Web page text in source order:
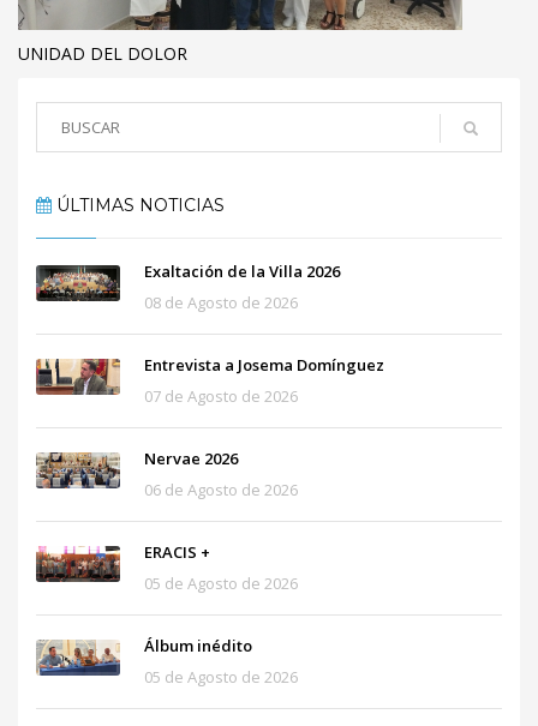
UNIDAD DEL DOLOR
ÚLTIMAS NOTICIAS
Exaltación de la Villa 2026
08 de Agosto de 2026
Entrevista a Josema Domínguez
07 de Agosto de 2026
Nervae 2026
06 de Agosto de 2026
ERACIS +
05 de Agosto de 2026
Álbum inédito
05 de Agosto de 2026